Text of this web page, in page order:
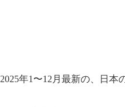
2025年1〜12月最新の、日本